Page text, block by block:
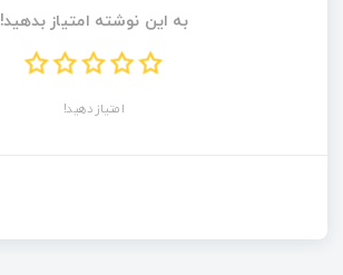
به این نوشته امتیاز بدهید!
امتیاز دهید!